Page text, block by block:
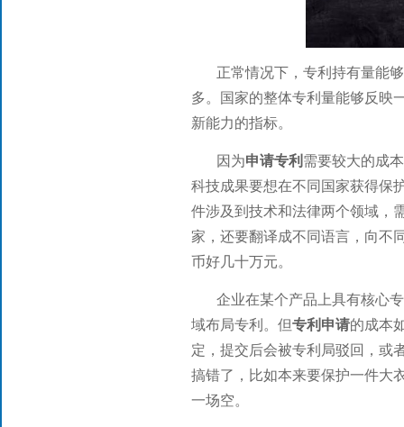
正常情况下，专利持有量能
多。国家的整体专利量能够反映
新能力的指标。
因为申请专利 需要较大的成
科技成果要想在不同国家获得保
件涉及到技术和法律两个领域，
家，还要翻译成不同语言，向不
币好几十万元。
企业在某个产品上具有核心
域布局专利。但专利申请的成本
定，提交后会被专利局驳回，或
搞错了，比如本来要保护一件大
一场空。